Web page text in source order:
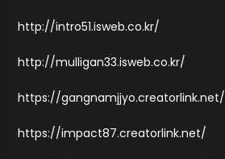
http://intro51.isweb.co.kr/
http://mulligan33.isweb.co.kr/
https://gangnamjjyo.creatorlink.net/
https://impact87.creatorlink.net/